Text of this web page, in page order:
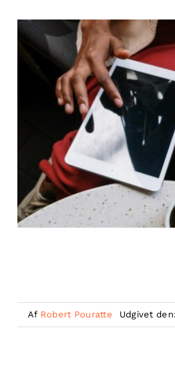
Af Robert Pouratte Udgivet